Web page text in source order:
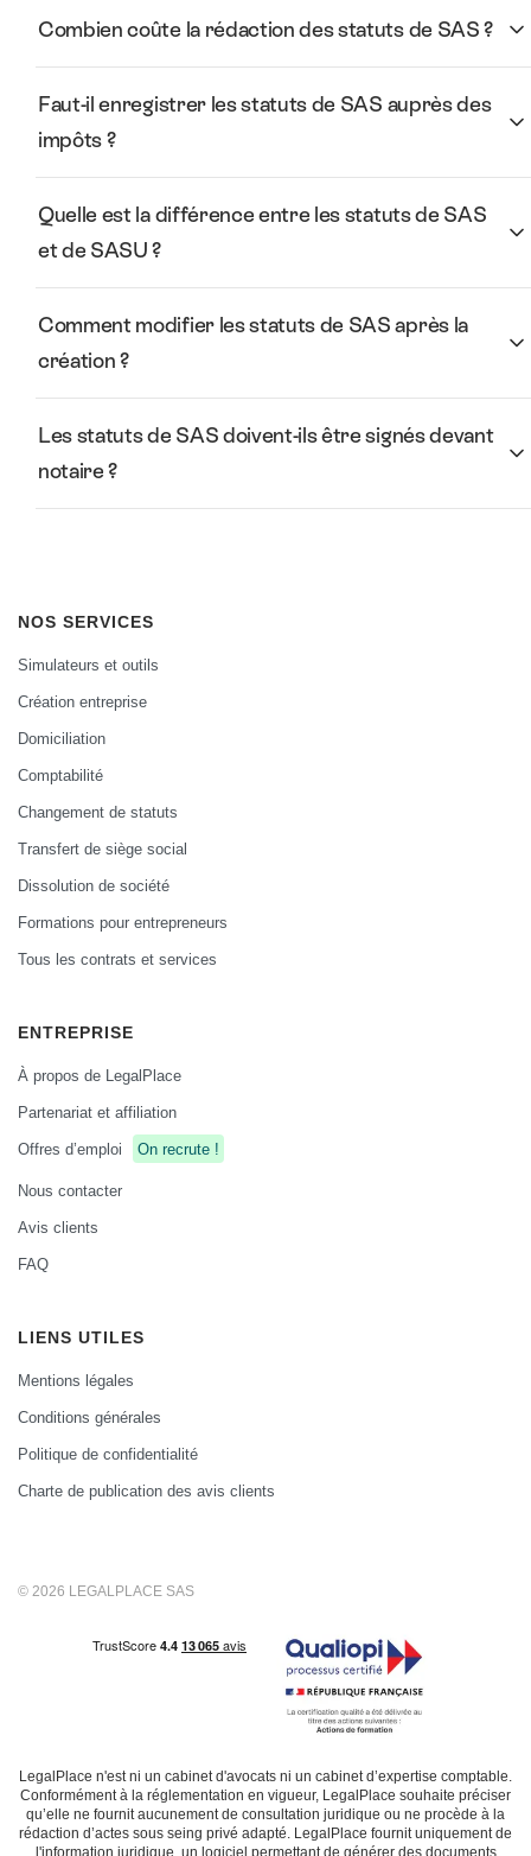
Combien coûte la rédaction des statuts de SAS ?
Faut-il enregistrer les statuts de SAS auprès des
impôts ?
Quelle est la différence entre les statuts de SAS
et de SASU ?
Comment modifier les statuts de SAS après la
création ?
Les statuts de SAS doivent-ils être signés devant
notaire ?
NOS SERVICES
Simulateurs et outils
Création entreprise
Domiciliation
Comptabilité
Changement de statuts
Transfert de siège social
Dissolution de société
Formations pour entrepreneurs
Tous les contrats et services
ENTREPRISE
À propos de LegalPlace
Partenariat et affiliation
Offres d’emploi
On recrute !
Nous contacter
Avis clients
FAQ
LIENS UTILES
Mentions légales
Conditions générales
Politique de confidentialité
Charte de publication des avis clients
© 2026 LEGALPLACE SAS
LegalPlace n'est ni un cabinet d'avocats ni un cabinet d’expertise comptable.
Conformément à la réglementation en vigueur, LegalPlace souhaite préciser
qu’elle ne fournit aucunement de consultation juridique ou ne procède à la
rédaction d’actes sous seing privé adapté. LegalPlace fournit uniquement de
l'information juridique, un logiciel permettant de générer des documents